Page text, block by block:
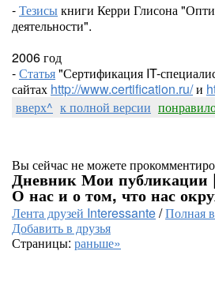
-Тезисыкниги Керри Глисона
деятельности".
2006 год
-Статья"Сертификация IT-
сайтах http://www.certification.ru/и
вверх^ к полной версии
Вы сейчас не можете
Дневник Мои публикации
О нас и о том, что нас
Лента друзей Interessante/Полная
Добавить в друзья
Страницы: раньше»